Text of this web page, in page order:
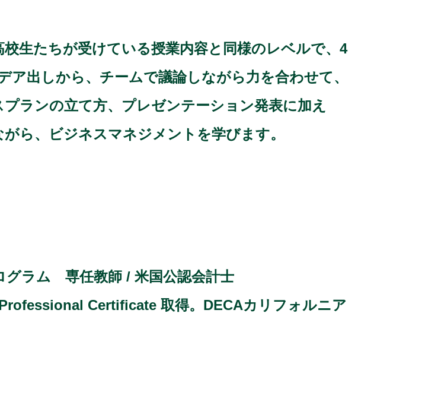
生たちが受けている授業内容と同様のレベルで、4
出しから、チームで議論しながら力を合わせて、
ランの立て方、プレゼンテーション発表に加え
ら、ビジネスマネジメントを学びます。
ラム 専任教師 / 米国公認会計士
Certificate 取得。DECAカリフォルニア